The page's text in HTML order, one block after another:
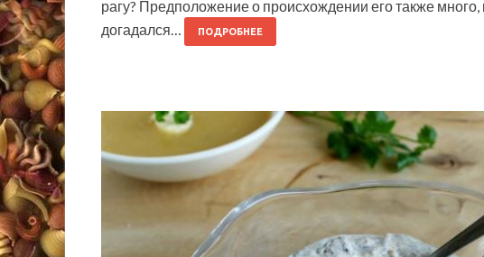
рагу? Предположение о происхождении его также много,
догадался…
ПОДРОБНЕЕ